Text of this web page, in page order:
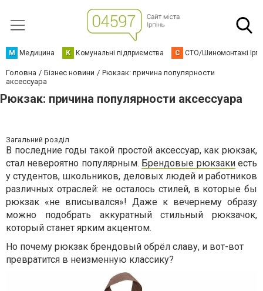
М Медицина К Комунальні підприємства С СТО/Шиномонтажі
Головна Бізнес новини
Рюкзак: причина популярности
аксессуара
Рюкзак: причина популярности аксессуара
Загальний розділ
В последние годы такой простой аксессуар, как рюкзак,
стал невероятно популярным. Брендовые рюкзакиесть
у студентов, школьников, деловых людей и работников
различных отраслей: не осталось стилей, в которые бы
рюкзак «не вписывался»! Даже к вечернему образу
можно подобрать аккуратный стильный рюкзачок,
который станет ярким акцентом.
Но почему рюкзак брендовый обрёл славу, и вот-вот
превратится в неизменную классику?